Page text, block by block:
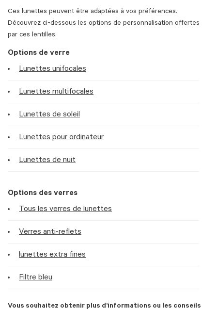
Ces lunettes peuvent être adaptées à vos préférences.
Découvrez ci-dessous les options de personnalisation offertes
par ces lentilles.
Options de verre
Lunettes unifocales
Lunettes multifocales
Lunettes de soleil
Lunettes pour ordinateur
Lunettes de nuit
Options des verres
Tous les verres de lunettes
Verres anti-reflets
lunettes extra fines
Filtre bleu
Vous souhaitez obtenir plus d’informations ou les conseils